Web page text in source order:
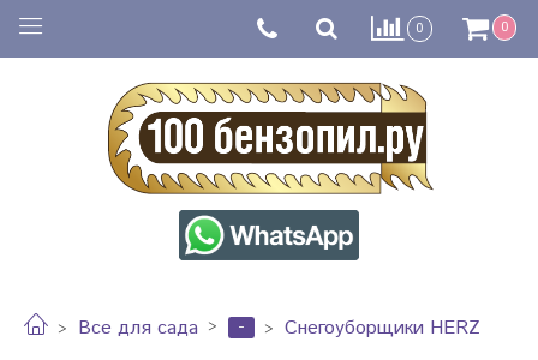
0 0
Все для сада - Снегоуборщики HERZ